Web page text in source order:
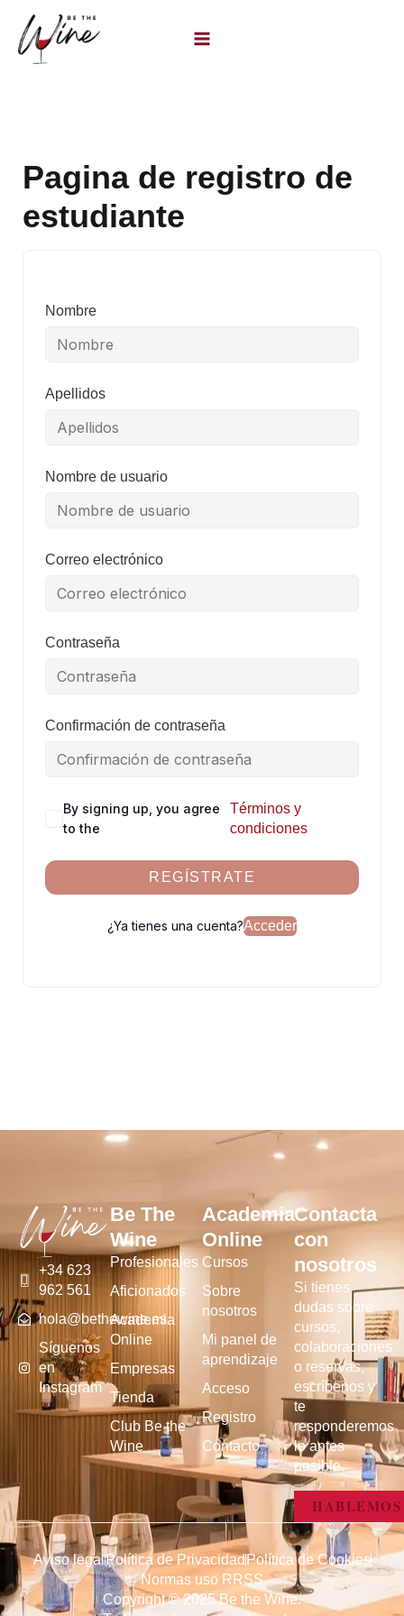
contenido
Pagina de registro de
estudiante
Nombre
Apellidos
Nombre de usuario
Correo electrónico
Contraseña
Confirmación de contraseña
By signing up, you agree
to the
Términos y
condiciones
REGÍSTRATE
¿Ya tienes una cuenta?Acceder
+34 623
962 561
hola@bethewine.es
Síguenos
en
Instagram
Be The
Wine
Profesionales
Aficionados
Academia
Online
Empresas
Tienda
Club Be the
Wine
Academia
Online
Cursos
Sobre
nosotros
Mi panel de
aprendizaje
Acceso
Registro
Contacto
Contacta
con
nosotros
Si tienes
dudas sobre
cursos,
colaboraciones
o reservas,
escríbenos y
te
responderemos
lo antes
posible.
HABLEMOS
Copyright © 2025 Be the Wine.
Aviso legalPolítica de PrivacidadPolítica de Cookies
Normas uso RRSS